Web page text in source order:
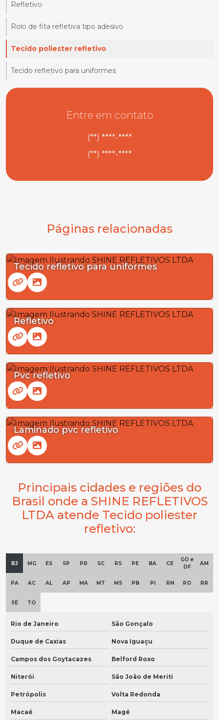
Refletivo
Rolo de fita refletiva tipo adesivo
Tecido poliester refletivo
Tecido refletivo para uniformes
Entre em contato
(**) ****-****
(**) ****-****
Páginas relacionadas
Tecido refletivo para uniformes
Refletivo
Pvc refletivo
Laminado pvc refletivo
Principais cidades e regiões do
Brasil onde a SHINE REFLETIVOS
LTDA atende Tecido poliester
refletivo:
RJ MG ES SP PR SC RS PE BA CE
GO e
DF
AM
PA AC AL AP MA MT MS PB PI RN RO RR
SE TO
Rio de Janeiro São Gonçalo
Duque de Caxias Nova Iguaçu
Campos dos Goytacazes Belford Roxo
Niterói São João de Meriti
Petrópolis Volta Redonda
Macaé Magé